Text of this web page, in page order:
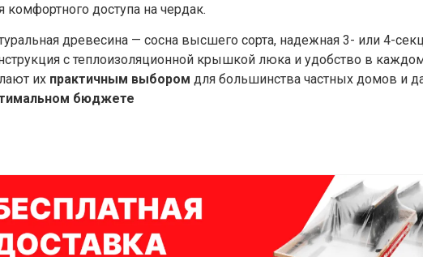
комфортного доступа на чердак.
древесина — сосна высшего сорта, надежная 3- или 4-
с теплоизоляционной крышкой люка и удобство в
их практичным выбором для большинства частных домов и
бюджете